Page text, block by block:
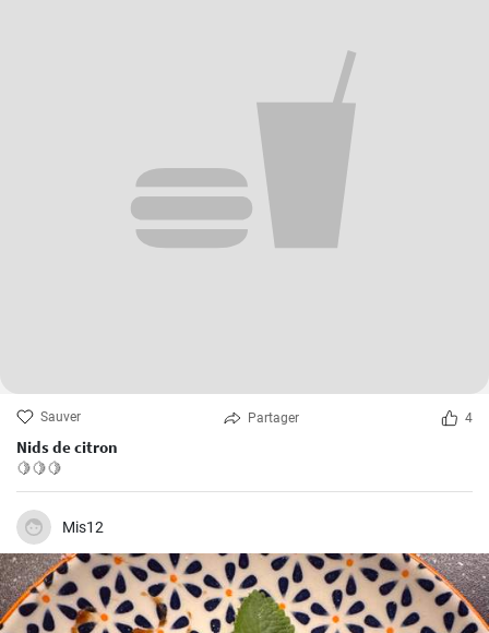
Sauver Partager 4
Nids de citron
🍋🍋🍋
Mis12